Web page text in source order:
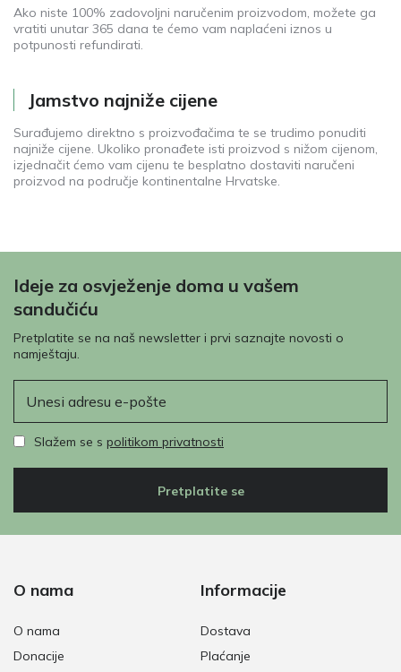
Ako niste 100% zadovoljni naručenim proizvodom, možete ga
vratiti unutar 365 dana te ćemo vam naplaćeni iznos u
potpunosti refundirati.
Jamstvo najniže cijene
Surađujemo direktno s proizvođačima te se trudimo ponuditi
najniže cijene. Ukoliko pronađete isti proizvod s nižom cijenom,
izjednačit ćemo vam cijenu te besplatno dostaviti naručeni
proizvod na područje kontinentalne Hrvatske.
Ideje za osvježenje doma u vašem
sandučiću
Pretplatite se na naš newsletter i prvi saznajte novosti o
namještaju.
Slažem se s politikom privatnosti
Pretplatite se
O nama
O nama
Donacije
Informacije
Dostava
Plaćanje